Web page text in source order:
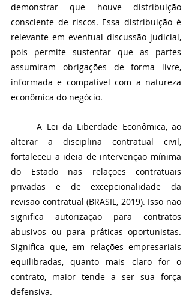
demonstrar que houve distribuição
consciente de riscos. Essa distribuição é
relevante em eventual discussão judicial,
pois permite sustentar que as partes
assumiram obrigações de forma livre,
informada e compatível com a natureza
econômica do negócio.
	A Lei da Liberdade Econômica, ao
alterar a disciplina contratual civil,
fortaleceu a ideia de intervenção mínima
do Estado nas relações contratuais
privadas e de excepcionalidade da
revisão contratual (BRASIL, 2019). Isso não
significa autorização para contratos
abusivos ou para práticas oportunistas.
Significa que, em relações empresariais
equilibradas, quanto mais claro for o
contrato, maior tende a ser sua força
defensiva.